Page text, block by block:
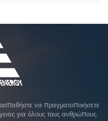
να πραγματοποιήσετε
για όλους τους ανθρώπους.